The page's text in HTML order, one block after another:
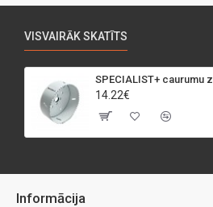
VISVAIRĀK SKATĪTS
14.22€
Informācija